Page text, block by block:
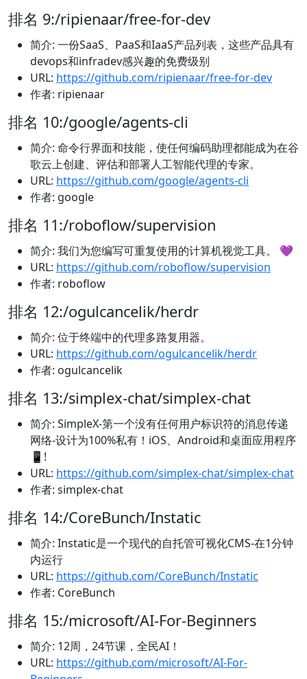
排名 9:/ripienaar/free-for-dev
简介: 一份SaaS、PaaS和IaaS产品列表，这些产品具有
devops和infradev感兴趣的免费级别
URL: https://github.com/ripienaar/free-for-dev
作者: ripienaar
排名 10:/google/agents-cli
简介: 命令行界面和技能，使任何编码助理都能成为在谷
歌云上创建、评估和部署人工智能代理的专家。
URL: https://github.com/google/agents-cli
作者: google
排名 11:/roboflow/supervision
简介: 我们为您编写可重复使用的计算机视觉工具。 💜
URL: https://github.com/roboflow/supervision
作者: roboflow
排名 12:/ogulcancelik/herdr
简介: 位于终端中的代理多路复用器。
URL: https://github.com/ogulcancelik/herdr
作者: ogulcancelik
排名 13:/simplex-chat/simplex-chat
简介: SimpleX-第一个没有任何用户标识符的消息传递
网络-设计为100%私有！iOS、Android和桌面应用程序
📱!
URL: https://github.com/simplex-chat/simplex-chat
作者: simplex-chat
排名 14:/CoreBunch/Instatic
简介: Instatic是一个现代的自托管可视化CMS-在1分钟
内运行
URL: https://github.com/CoreBunch/Instatic
作者: CoreBunch
排名 15:/microsoft/AI-For-Beginners
简介: 12周，24节课，全民AI！
URL: https://github.com/microsoft/AI-For-